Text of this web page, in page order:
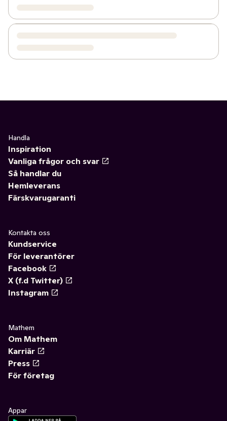
Handla
Inspiration
Vanliga frågor och svar
Så handlar du
Hemleverans
Färskvarugaranti
Kontakta oss
Kundservice
För leverantörer
Facebook
X (f.d Twitter)
Instagram
Mathem
Om Mathem
Karriär
Press
För företag
Appar